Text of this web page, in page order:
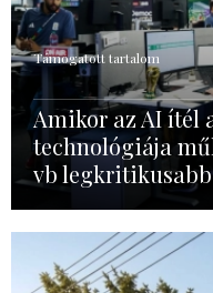
Támogatott tartalom
Amikor az AI ítél
technológiája
vb